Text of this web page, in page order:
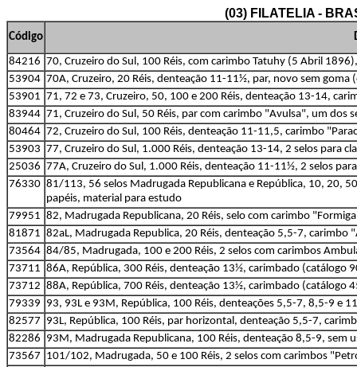
(03) FILATELIA -
Código
84216 70, Cruzeiro do Sul, 100 Réis, com carimbo Tatuhy (5 Abril
53904 70A, Cruzeiro, 20 Réis, denteação 11-11½, par, novo sem goma
53901 71, 72 e 73, Cruzeiro, 50, 100 e 200 Réis, denteação 13-14,
83944 71, Cruzeiro do Sul, 50 Réis, par com carimbo "Avulsa", um dos
80464 72, Cruzeiro do Sul, 100 Réis, denteação 11-11,5, carimbo
53903 77, Cruzeiro do Sul, 1.000 Réis, denteação 13-14, 2 selos para
25036 77A, Cruzeiro do Sul, 1.000 Réis, denteação 11-11½, 2 selos
76330 81/113, 56 selos Madrugada Republicana e República, 10, 20,
papéis, material para estudo
79951 82, Madrugada Republicana, 20 Réis, selo com carimbo
81871 82aL, Madrugada Republica, 20 Réis, denteação 5,5-7, carimbo
73564 84/85, Madrugada, 100 e 200 Réis, 2 selos com carimbos
73711 86A, República, 300 Réis, denteação 13½, carimbado (catálogo
73712 88A, República, 700 Réis, denteação 13½, carimbado (catálogo
79339 93, 93L e 93M, República, 100 Réis, denteações 5,5-7, 8,5-9 e
82577 93L, República, 100 Réis, par horizontal, denteação 5,5-7,
82286 93M, Madrugada Republicana, 100 Réis, denteação 8,5-9, sem
73567 101/102, Madrugada, 50 e 100 Réis, 2 selos com carimbos